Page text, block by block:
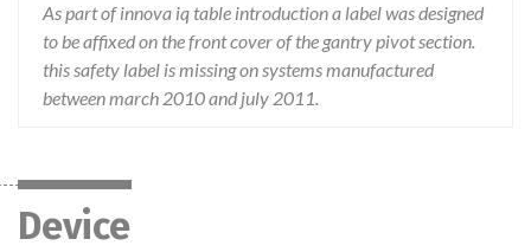
As part of innova iq table introduction a label was designed
to be affixed on the front cover of the gantry pivot section.
this safety label is missing on systems manufactured
between march 2010 and july 2011.
Device